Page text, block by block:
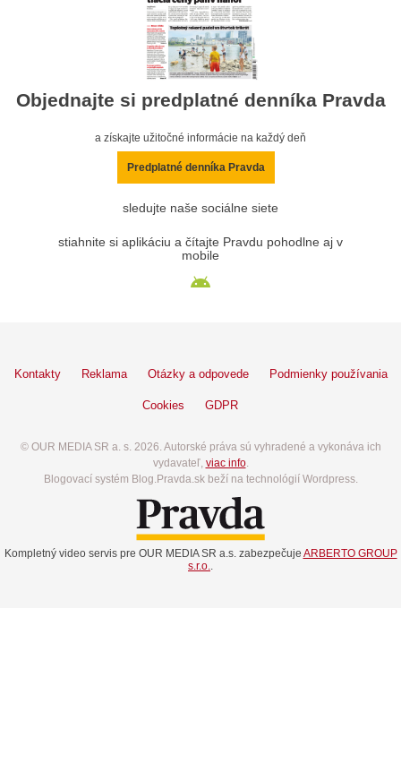
Objednajte si predplatné denníka Pravda
a získajte užitočné informácie na každý deň
Predplatné denníka Pravda
sledujte naše sociálne siete
stiahnite si aplikáciu a čítajte Pravdu pohodlne aj v
mobile
Kontakty Reklama Otázky a odpovede Podmienky používania
Cookies GDPR
© OUR MEDIA SR a. s. 2026. Autorské práva sú vyhradené a vykonáva ich
vydavateľ, viac info.
Blogovací systém Blog.Pravda.sk beží na technológií Wordpress.
Kompletný video servis pre OUR MEDIA SR a.s. zabezpečuje ARBERTO GROUP
s.r.o..